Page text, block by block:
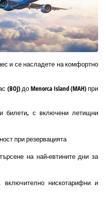
и се насладете на комфортно
до Menorca Island (MAH) при
билети, с включени летищни
при резервацията
на най-евтините дни за
нискотарифни и